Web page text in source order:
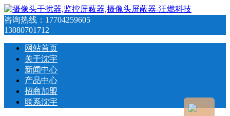
咨询热线： 17704259605
13080701712
网站首页
关于沈宇
新闻中心
产品中心
招商加盟
联系沈宇